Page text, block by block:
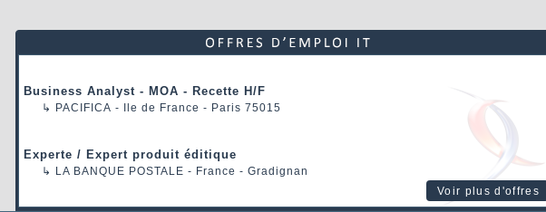
Business Analyst - MOA - Recette H/F
↳ PACIFICA - Ile de France - Paris 75015
Experte / Expert produit éditique
↳ LA BANQUE POSTALE - France - Gradignan
Voir plus d'offres